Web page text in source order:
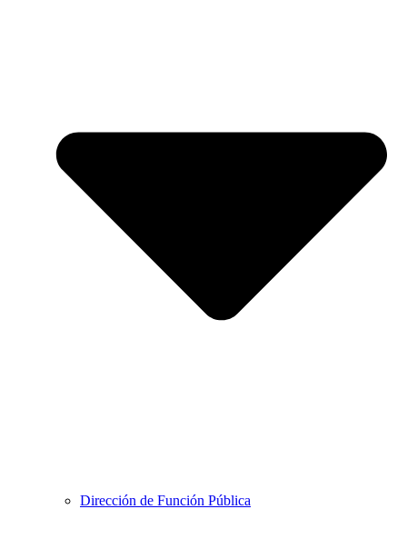
Dirección de Función Pública